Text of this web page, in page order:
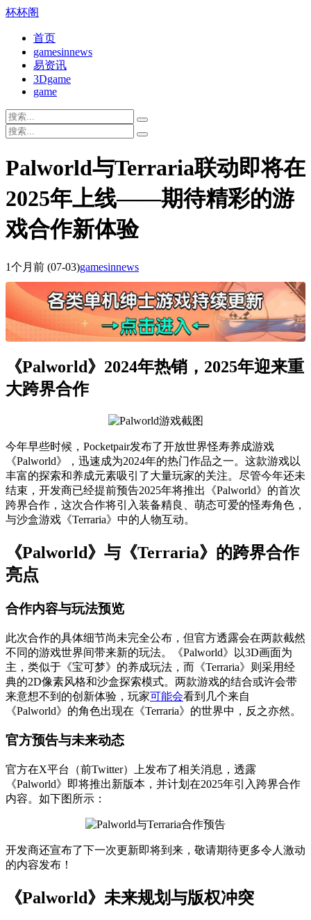
杯杯阁
首页
gamesinnews
易资讯
3Dgame
game
Palworld与Terraria联动即将在
2025年上线——期待精彩的游
戏合作新体验
1个月前 (07-03)gamesinnews
《Palworld》2024年热销，2025年迎来重
大跨界合作
今年早些时候，Pocketpair发布了开放世界怪寿养成游戏
《Palworld》，迅速成为2024年的热门作品之一。这款游戏以
丰富的探索和养成元素吸引了大量玩家的关注。尽管今年还未
结束，开发商已经提前预告2025年将推出《Palworld》的首次
跨界合作，这次合作将引入装备精良、萌态可爱的怪寿角色，
与沙盒游戏《Terraria》中的人物互动。
《Palworld》与《Terraria》的跨界合作
亮点
合作内容与玩法预览
此次合作的具体细节尚未完全公布，但官方透露会在两款截然
不同的游戏世界间带来新的玩法。《Palworld》以3D画面为
主，类似于《宝可梦》的养成玩法，而《Terraria》则采用经
典的2D像素风格和沙盒探索模式。两款游戏的结合或许会带
来意想不到的创新体验，玩家可能会看到几个来自
《Palworld》的角色出现在《Terraria》的世界中，反之亦然。
官方预告与未来动态
官方在X平台（前Twitter）上发布了相关消息，透露
《Palworld》即将推出新版本，并计划在2025年引入跨界合作
内容。如下图所示：
开发商还宣布了下一次更新即将到来，敬请期待更多令人激动
的内容发布！
《Palworld》未来规划与版权冲突